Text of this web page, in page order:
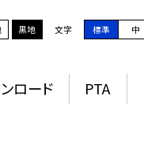
黒地 文字 標準 中
ロード PTA